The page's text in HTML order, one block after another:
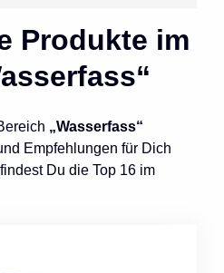
Produkte im
„Wasserfass“
Empfehlungen für Dich
Du die Top 16 im